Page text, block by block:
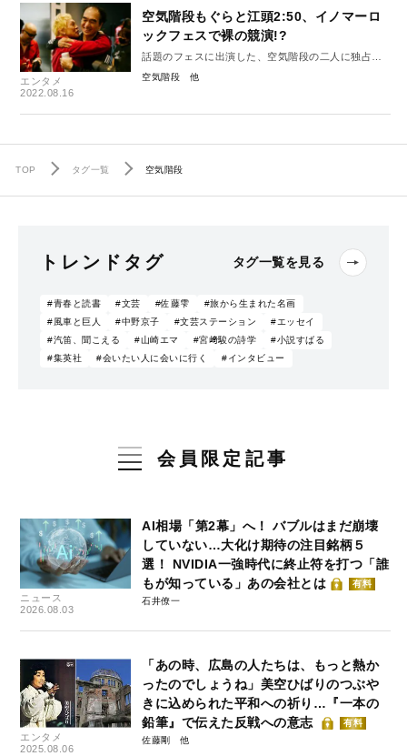
エンタメ
2022.08.16
空気階段もぐらと江頭2:50、イノマーロ
ックフェスで裸の競演!?
話題のフェスに出演した、空気階段の二人に独占イ
ンタビュー
空気階段
TOP タグ一覧 空気階段
トレンドタグ タグ一覧を見る
#青春と読書 #文芸 #佐藤雫
#旅から生まれた名画
#風車と巨人
#中野京子 #文芸ステーション
#エッセイ
#汽笛、聞こえる
#山崎エマ #宮﨑駿の詩学
#小説すばる
#集英社
#会いたい人に会いに行く #インタビュー
会員限定記事
ニュース
2026.08.03
AI相場「第2幕」へ！ バブルはまだ崩壊
していない…大化け期待の注目銘柄５
選！ NVIDIA一強時代に終止符を打つ「誰
もが知っている」あの会社とは
有料
石井僚一
エンタメ
2025.08.06
「あの時、広島の人たちは、もっと熱か
ったのでしょうね」美空ひばりのつぶや
きに込められた平和への祈り…『一本の
鉛筆』で伝えた反戦への意志
有料
佐藤剛